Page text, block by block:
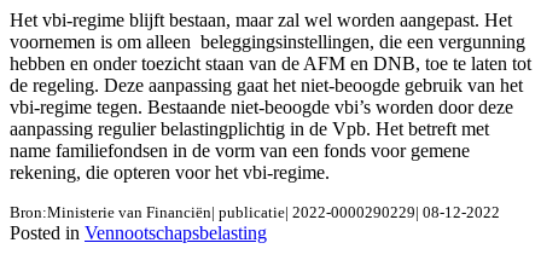
Het vbi-regime blijft bestaan, maar zal wel worden aangepast. Het
voornemen is om alleen beleggingsinstellingen, die een vergunning
hebben en onder toezicht staan van de AFM en DNB, toe te laten tot
de regeling. Deze aanpassing gaat het niet-beoogde gebruik van het
vbi-regime tegen. Bestaande niet-beoogde vbi’s worden door deze
aanpassing regulier belastingplichtig in de Vpb. Het betreft met
name familiefondsen in de vorm van een fonds voor gemene
rekening, die opteren voor het vbi-regime.
Bron:Ministerie van Financiën| publicatie| 2022-0000290229| 08-12-2022
Posted in Vennootschapsbelasting